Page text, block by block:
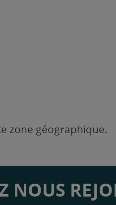
zone géographique.
NOUS